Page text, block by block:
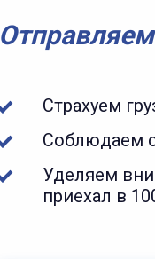
Страхуем
Соблюдаем
Уделяем
приехал в